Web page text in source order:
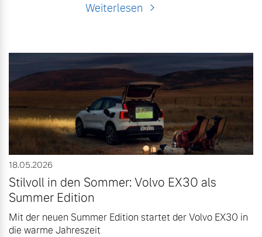
Weiterlesen
18.05.2026
Stilvoll in den Sommer: Volvo EX30 als
Summer Edition
Mit der neuen Summer Edition startet der Volvo EX30 in
die warme Jahreszeit